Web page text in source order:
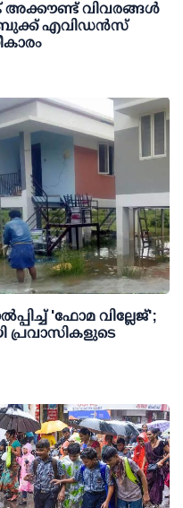
അക്കൗണ്ട് വിവരങ്ങള്‍
ബുക്ക് എവിഡന്‍സ്
'ഫോമ വില്ലേജ്';
പ്രവാസികളുടെ